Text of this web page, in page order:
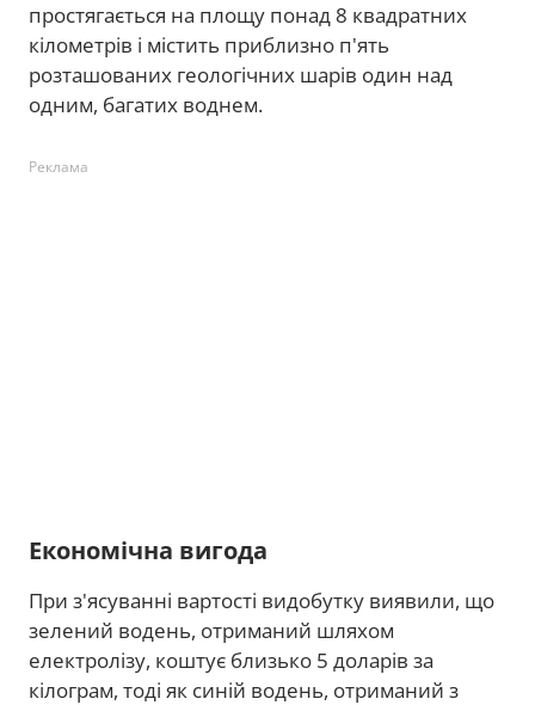
простягається на площу понад 8 квадратних
кілометрів і містить приблизно п'ять
розташованих геологічних шарів один над
одним, багатих воднем.
Реклама
Економічна вигода
При з'ясуванні вартості видобутку виявили, що
зелений водень, отриманий шляхом
електролізу, коштує близько 5 доларів за
кілограм, тоді як синій водень, отриманий з